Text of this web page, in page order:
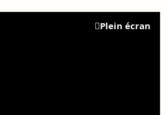
Plein écran